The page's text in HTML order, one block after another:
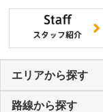
エリアから探す
路線から探す